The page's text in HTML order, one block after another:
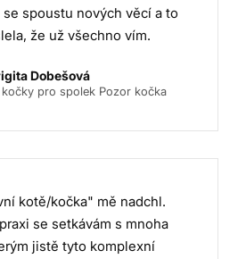
spoustu nových věcí a to
že už všechno vím.
Dobešová
pro spolek Pozor kočka
kotě/kočka" mě nadchl.
se setkávám s mnoha
jistě tyto komplexní